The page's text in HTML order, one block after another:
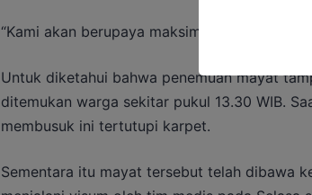
“Kami akan berupaya maksimal untuk
Untuk diketahui bahwa penemuan mayat
ditemukan warga sekitar pukul 13.30 WIB.
membusuk ini tertutupi karpet.
Sementara itu mayat tersebut telah dibawa